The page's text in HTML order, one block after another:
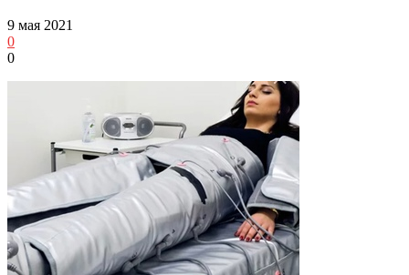
9 мая 2021
0
0